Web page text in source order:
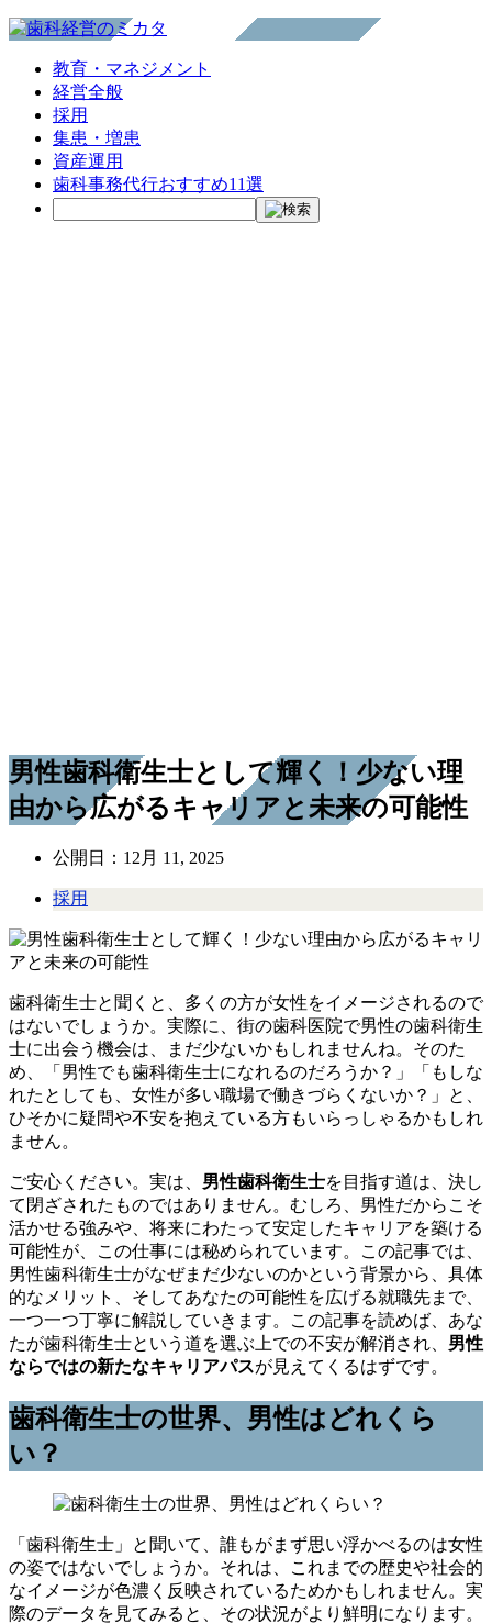
教育・マネジメント
経営全般
採用
集患・増患
資産運用
歯科事務代行おすすめ11選
男性歯科衛生士として輝く！少ない理
由から広がるキャリアと未来の可能性
公開日： 12月 11, 2025
採用
歯科衛生士と聞くと、多くの方が女性をイメージされるので
はないでしょうか。実際に、街の歯科医院で男性の歯科衛生
士に出会う機会は、まだ少ないかもしれませんね。そのた
め、「男性でも歯科衛生士になれるのだろうか？」「もしな
れたとしても、女性が多い職場で働きづらくないか？」と、
ひそかに疑問や不安を抱えている方もいらっしゃるかもしれ
ません。
ご安心ください。実は、 男性歯科衛生士を目指す道は、決し
て閉ざされたものではありません。むしろ、男性だからこそ
活かせる強みや、将来にわたって安定したキャリアを築ける
可能性が、この仕事には秘められています。この記事では、
男性歯科衛生士がなぜまだ少ないのかという背景から、具体
的なメリット、そしてあなたの可能性を広げる就職先まで、
一つ一つ丁寧に解説していきます。この記事を読めば、あな
たが歯科衛生士という道を選ぶ上での不安が解消され、 男性
ならではの新たなキャリアパスが見えてくるはずです。
歯科衛生士の世界、男性はどれくら
い？
「歯科衛生士」と聞いて、誰もがまず思い浮かべるのは女性
の姿ではないでしょうか。それは、これまでの歴史や社会的
なイメージが色濃く反映されているためかもしれません。実
際のデータを見てみると、その状況がより鮮明になります。